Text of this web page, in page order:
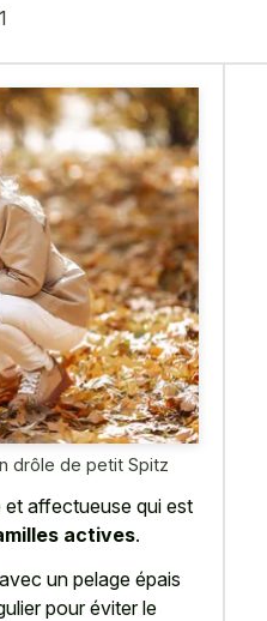
drôle de petit Spitz
affectueuse qui est
actives.
un pelage épais
pour éviter le